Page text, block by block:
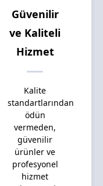
Güvenilir
ve Kaliteli
Hizmet
Kalite
standartlarından
ödün
vermeden,
güvenilir
ürünler ve
profesyonel
hizmet